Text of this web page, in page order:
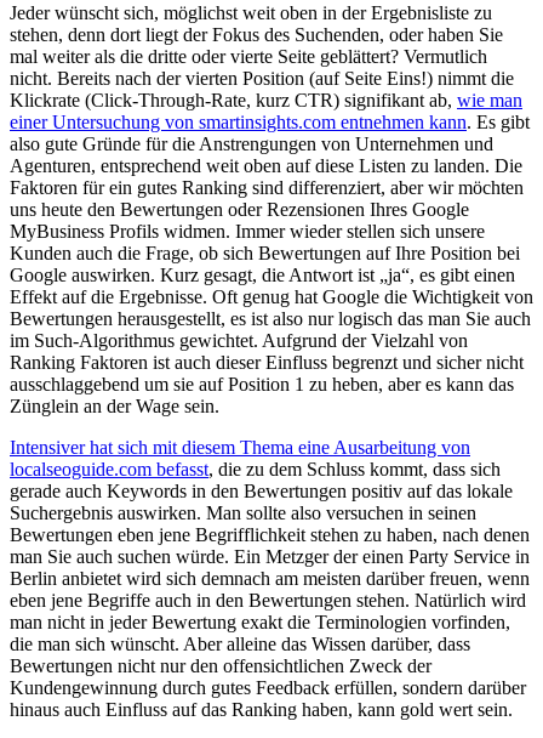
Jeder wünscht sich, möglichst weit oben in der Ergebnisliste zu
stehen, denn dort liegt der Fokus des Suchenden, oder haben Sie
mal weiter als die dritte oder vierte Seite geblättert? Vermutlich
nicht. Bereits nach der vierten Position (auf Seite Eins!) nimmt die
Klickrate (Click-Through-Rate, kurz CTR) signifikant ab, wie man
einer Untersuchung von smartinsights.com entnehmen kann. Es gibt
also gute Gründe für die Anstrengungen von Unternehmen und
Agenturen, entsprechend weit oben auf diese Listen zu landen. Die
Faktoren für ein gutes Ranking sind differenziert, aber wir möchten
uns heute den Bewertungen oder Rezensionen Ihres Google
MyBusiness Profils widmen. Immer wieder stellen sich unsere
Kunden auch die Frage, ob sich Bewertungen auf Ihre Position bei
Google auswirken. Kurz gesagt, die Antwort ist „ja“, es gibt einen
Effekt auf die Ergebnisse. Oft genug hat Google die Wichtigkeit von
Bewertungen herausgestellt, es ist also nur logisch das man Sie auch
im Such-Algorithmus gewichtet. Aufgrund der Vielzahl von
Ranking Faktoren ist auch dieser Einfluss begrenzt und sicher nicht
ausschlaggebend um sie auf Position 1 zu heben, aber es kann das
Zünglein an der Wage sein.
Intensiver hat sich mit diesem Thema eine Ausarbeitung von
localseoguide.com befasst, die zu dem Schluss kommt, dass sich
gerade auch Keywords in den Bewertungen positiv auf das lokale
Suchergebnis auswirken. Man sollte also versuchen in seinen
Bewertungen eben jene Begrifflichkeit stehen zu haben, nach denen
man Sie auch suchen würde. Ein Metzger der einen Party Service in
Berlin anbietet wird sich demnach am meisten darüber freuen, wenn
eben jene Begriffe auch in den Bewertungen stehen. Natürlich wird
man nicht in jeder Bewertung exakt die Terminologien vorfinden,
die man sich wünscht. Aber alleine das Wissen darüber, dass
Bewertungen nicht nur den offensichtlichen Zweck der
Kundengewinnung durch gutes Feedback erfüllen, sondern darüber
hinaus auch Einfluss auf das Ranking haben, kann gold wert sein.